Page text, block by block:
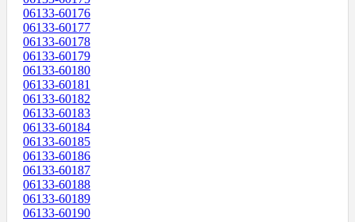
06133-60176
06133-60177
06133-60178
06133-60179
06133-60180
06133-60181
06133-60182
06133-60183
06133-60184
06133-60185
06133-60186
06133-60187
06133-60188
06133-60189
06133-60190